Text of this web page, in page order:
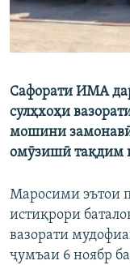
Сафорати ИМА
сулҳхоҳи
мошини
омӯзишӣ тақдим
Маросими эътои
истиқрори
вазорати
ҷумъаи 6 ноябр